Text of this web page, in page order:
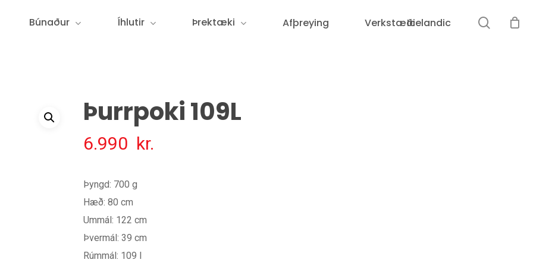
Búnaður Íhlutir Þrektæki Afþreying VerkstæðiIcelandic
Þurrpoki 109L
6.990 kr.
Þyngd: 700 g
Hæð: 80 cm
Ummál: 122 cm
Þvermál: 39 cm
Rúmmál: 109 l